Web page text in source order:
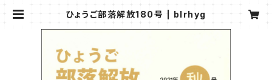
ひょうご部落解放180号 | blrhyg